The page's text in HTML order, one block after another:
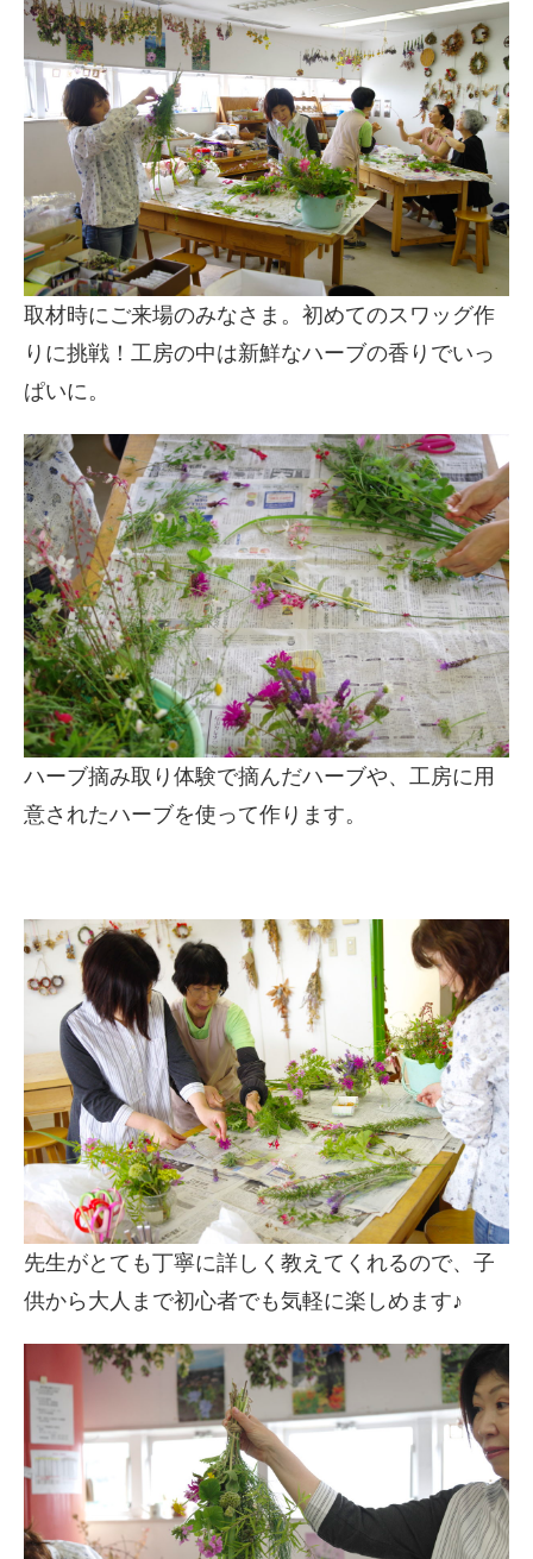
取材時にご来場のみなさま。初めてのスワッグ作
りに挑戦！工房の中は新鮮なハーブの香りでいっ
ぱいに。
ハーブ摘み取り体験で摘んだハーブや、工房に用
意されたハーブを使って作ります。
先生がとても丁寧に詳しく教えてくれるので、子
供から大人まで初心者でも気軽に楽しめます♪